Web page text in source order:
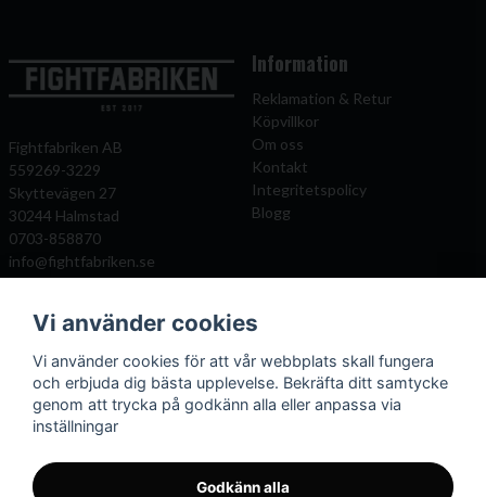
Fightfabriken AB
559269-3229
Skyttevägen 27
30244 Halmstad
0703-858870
info@fightfabriken.se
Information
Reklamation & Retur
Köpvillkor
Om oss
Kontakt
Integritetspolicy
Blogg
Mitt konto
Önskelista
Logga in
Registrera dig
Glömt lösenord?
Populära katagorier
Boxningshandskar
Benskydd
Kampsportsskydd
Mittsar
Boxningssäckar
Vi använder cookies
Vi använder cookies för att vår webbplats skall fungera
och erbjuda dig bästa upplevelse. Bekräfta ditt samtycke
genom att trycka på godkänn alla eller anpassa via
inställningar
Godkänn alla